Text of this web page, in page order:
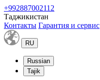
+992887002112
Таджикистан
Контакты Гарантия и сервис
RU
Russian
Tajik